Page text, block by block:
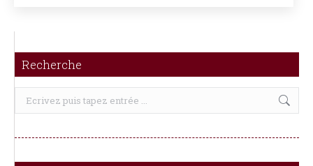
Recherche
Recherche